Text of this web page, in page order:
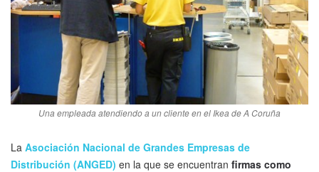
Una empleada atendiendo a un cliente en el Ikea de A Coruña
La Asociación Nacional de Grandes Empresas de
Distribución (ANGED) en la que se encuentran firmas como